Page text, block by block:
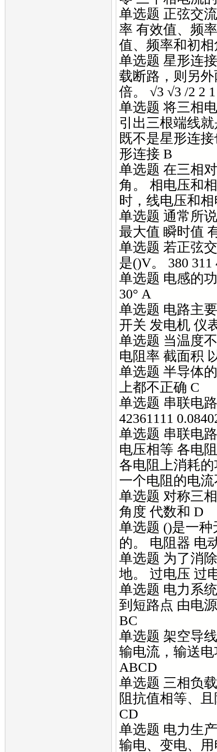
单选题 正弦交
率 有效值、频
值、频率和初相
单选题 星形连
载断路，则另
倍。 √3 √3 /2 2
单选题 将三相
引出三根端线
既不是星形连
形连接 B
单选题 在三相
角。 相电压和
时，线电压和
单选题 通常所
最大值 瞬时值
单选题 若正弦
是()V。 380 311
单选题 电感的
30° A
单选题 电路主
开关 发电机 仪
单选题 当温度
电阻率 截面积
单选题 半导体
上都不正确 C
单选题 串联电
42361111
单选题 串联电
电压相等 各电
各电阻上消耗
一个电阻的电
单选题 对称三
角度 代数和 D
单选题 ()是一
的。 电阻器 电
单选题 为了消
地。 过电压 过
单选题 电力系
到短路点 由电
BC
单选题 架空导
输电流，输送
ABCD
单选题 三相负
阻抗值相等、
CD
单选题 电力生
输电、变电、